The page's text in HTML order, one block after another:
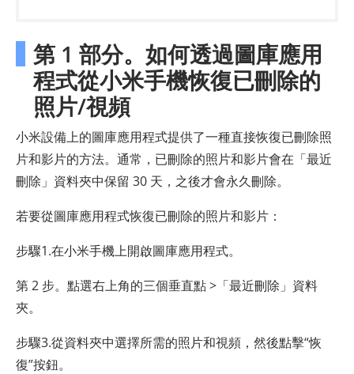
第 1 部分。如何透過圖庫應用
程式從小米手機恢復已刪除的
照片/視頻
小米設備上的圖庫應用程式提供了一種直接恢復已刪除照
片和影片的方法。通常，已刪除的照片和影片會在「最近
刪除」資料夾中保留 30 天，之後才會永久刪除。
若要從圖庫應用程式恢復已刪除的照片和影片：
步驟1.在小米手機上開啟圖庫應用程式。
第 2 步。點選右上角的三個垂直點 >「最近刪除」資料
夾。
步驟3.從資料夾中選擇所需的照片和視頻，然後點擊“恢
復”按鈕。